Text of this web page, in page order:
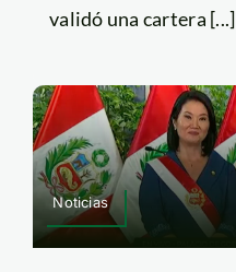
validó una cartera [...]
Noticias